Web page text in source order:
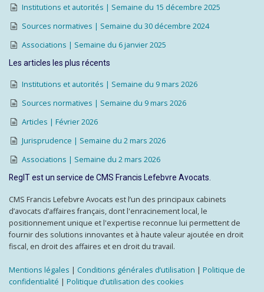
Institutions et autorités | Semaine du 15 décembre 2025
Sources normatives | Semaine du 30 décembre 2024
Associations | Semaine du 6 janvier 2025
Les articles les plus récents
Institutions et autorités | Semaine du 9 mars 2026
Sources normatives | Semaine du 9 mars 2026
Articles | Février 2026
Jurisprudence | Semaine du 2 mars 2026
Associations | Semaine du 2 mars 2026
RegIT est un service de CMS Francis Lefebvre Avocats.
CMS Francis Lefebvre Avocats est l’un des principaux cabinets
d’avocats d’affaires français, dont l'enracinement local, le
positionnement unique et l'expertise reconnue lui permettent de
fournir des solutions innovantes et à haute valeur ajoutée en droit
fiscal, en droit des affaires et en droit du travail.
Mentions légales | Conditions générales d’utilisation | Politique de
confidentialité | Politique d’utilisation des cookies